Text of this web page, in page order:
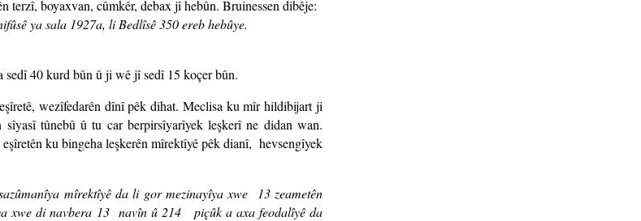
boyaxvan, cûmkêr, debax jî hebûn. Bruinessen dibêje:
ya sala 1927a, li Bedlîsê 350 ereb hebûye.
40 kurd bûn û ji wê jî sedî 15 koçer bûn.
wezîfedarên dînî pêk dihat. Meclisa ku mîr hildibijart ji
tûnebû û tu car berpirsîyarîyek leşkerî ne didan wan.
ku bingeha leşkerên mîrektîyê pêk dianî, hevsengîyek
mîrektîyê da li gor mezinayîya xwe 13 zeametên
xwe di navbera 13 navîn û 214 piçûk a axa feodalîyê da